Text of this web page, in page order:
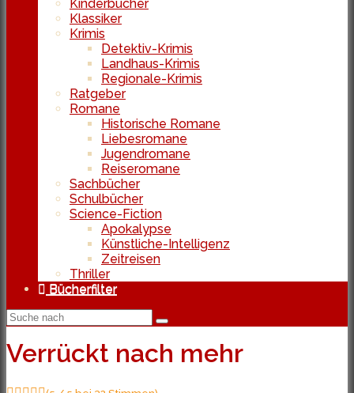
Kinderbücher
Klassiker
Krimis
Detektiv-Krimis
Landhaus-Krimis
Regionale-Krimis
Ratgeber
Romane
Historische Romane
Liebesromane
Jugendromane
Reiseromane
Sachbücher
Schulbücher
Science-Fiction
Apokalypse
Künstliche-Intelligenz
Zeitreisen
Thriller
Bücherfilter
Verrückt nach mehr